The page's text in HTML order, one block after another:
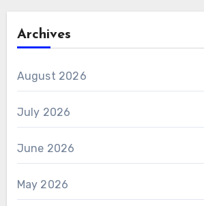
Archives
August 2026
July 2026
June 2026
May 2026